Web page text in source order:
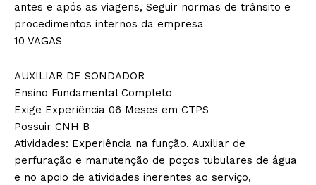
antes e após as viagens, Seguir normas de trânsito e
procedimentos internos da empresa
10 VAGAS
AUXILIAR DE SONDADOR
Ensino Fundamental Completo
Exige Experiência 06 Meses em CTPS
Possuir CNH B
Atividades: Experiência na função, Auxiliar de
perfuração e manutenção de poços tubulares de água
e no apoio de atividades inerentes ao serviço,